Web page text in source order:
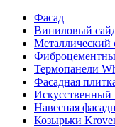
Фасад
Виниловый
Металлический
Термопанели
Фасадная
Искусственный
Навесная
Козырьки